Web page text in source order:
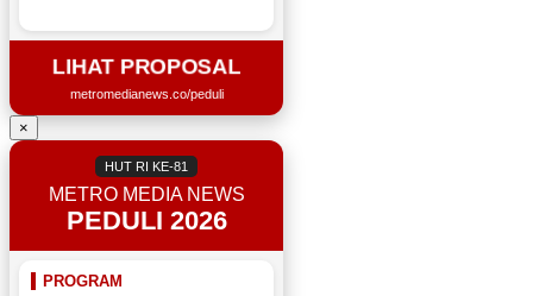
LIHAT PROPOSAL
metromedianews.co/peduli
×
HUT RI KE-81
METRO MEDIA NEWS
PEDULI 2026
PROGRAM